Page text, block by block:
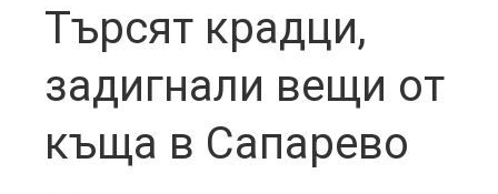
Търсят крадци,
задигнали вещи от
къща в Сапарево